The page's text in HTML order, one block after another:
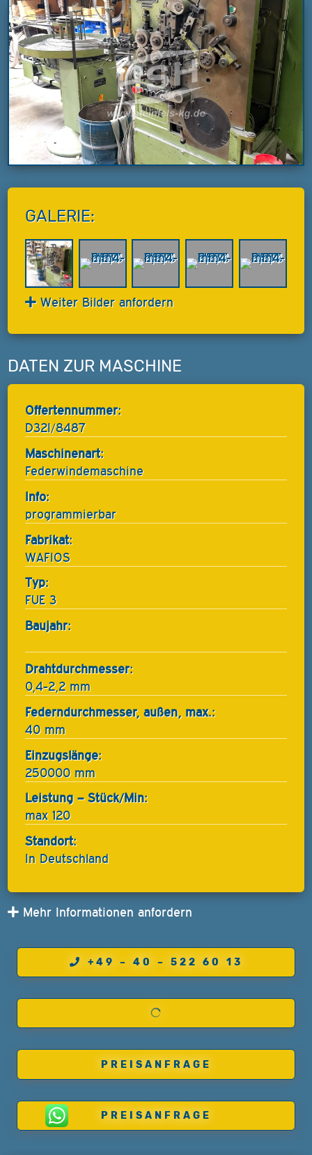
GALERIE:
Weiter Bilder anfordern
DATEN ZUR MASCHINE
Offertennummer:
D32I/8487
Maschinenart:
Federwindemaschine
Info:
programmierbar
Fabrikat:
WAFIOS
Typ:
FUE 3
Baujahr:
Drahtdurchmesser:
0,4-2,2 mm
Federndurchmesser, außen, max.:
40 mm
Einzugslänge:
250000 mm
Leistung – Stück/Min:
max 120
Standort:
In Deutschland
Mehr Informationen anfordern
+49 – 40 – 522 60 13
PREISANFRAGE
PREISANFRAGE